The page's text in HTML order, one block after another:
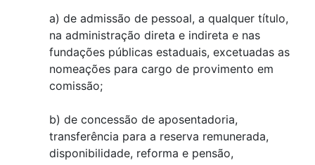
a) de admissão de pessoal, a qualquer título,
na administração direta e indireta e nas
fundações públicas estaduais, excetuadas as
nomeações para cargo de provimento em
comissão;
b) de concessão de aposentadoria,
transferência para a reserva remunerada,
disponibilidade, reforma e pensão,